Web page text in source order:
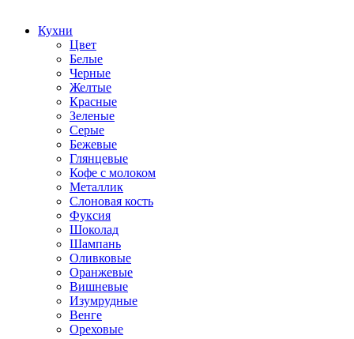
Кухни
Цвет
Белые
Черные
Желтые
Красные
Зеленые
Серые
Бежевые
Глянцевые
Кофе с молоком
Металлик
Слоновая кость
Фуксия
Шоколад
Шампань
Оливковые
Оранжевые
Вишневые
Изумрудные
Венге
Ореховые